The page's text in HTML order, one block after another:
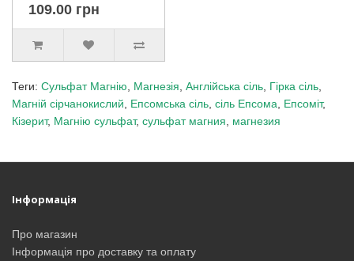
109.00 грн
Теги: Сульфат Магнію Магнезія Англійська сіль Гірка сіль
Магній сірчанокислий
Епсомська сіль сіль Епсома Епсоміт,
Кізерит, Магнію сульфат, сульфат магния магнезия
Інформація
Про магазин
Інформація про доставку та оплату